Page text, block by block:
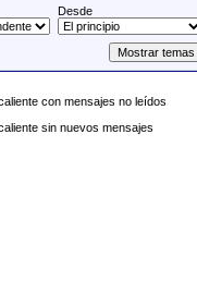
Desde
con mensajes no leídos
sin nuevos mensajes